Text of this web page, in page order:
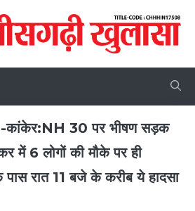
30 पर भीषण सड़क
में 6 लोगों की मौके पर ही
पास रात 11 बजे के करीब ये हादसा